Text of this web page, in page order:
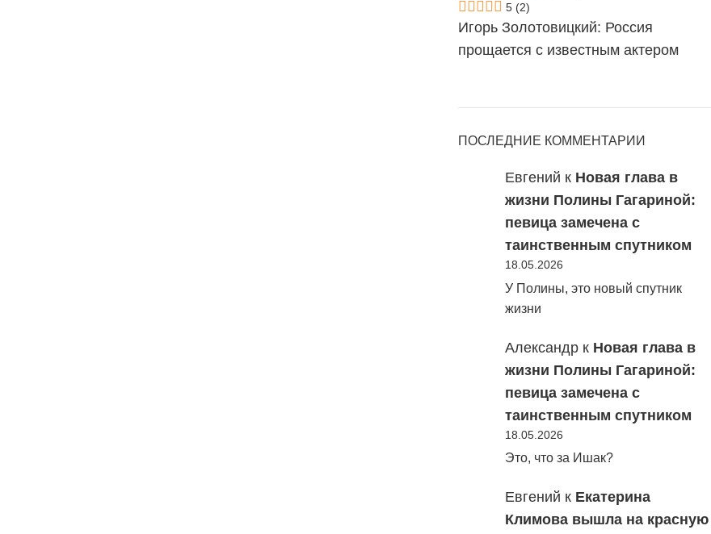
5 (2)
Игорь Золотовицкий: Россия
прощается с известным актером
ПОСЛЕДНИЕ КОММЕНТАРИИ
Евгений к Новая глава в
жизни Полины Гагариной:
певица замечена с
таинственным спутником
18.05.2026
У Полины, это новый спутник
жизни
Александр к Новая глава в
жизни Полины Гагариной:
певица замечена с
таинственным спутником
18.05.2026
Это, что за Ишак?
Евгений к Екатерина
Климова вышла на красную